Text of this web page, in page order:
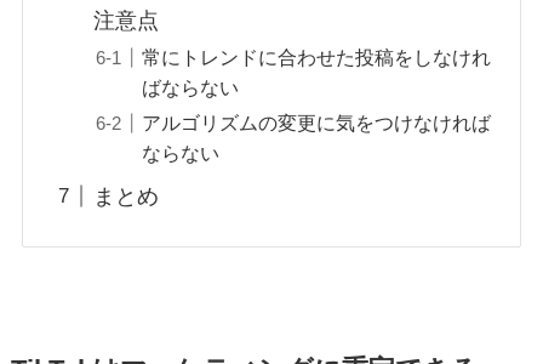
注意点
常にトレンドに合わせた投稿をしなけれ
ばならない
アルゴリズムの変更に気をつけなければ
ならない
まとめ